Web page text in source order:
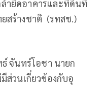
ายึดอาคารและที่ดินที่
สร้างชาติ (รทสช.)
จันทร์โอชา นายก
ส่วนเกี่ยวข้องกับอุ